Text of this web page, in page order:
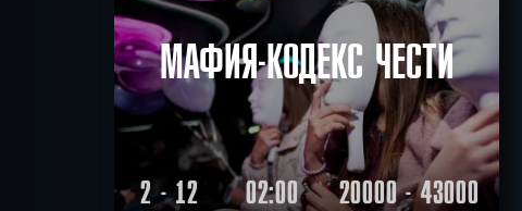
МАФИЯ-КОДЕКС ЧЕСТИ
2 - 12 02:00 20000 - 43000